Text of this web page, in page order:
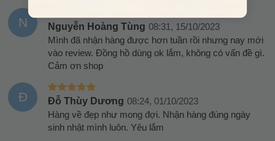
N Nguyễn Hoàng Tùng 08:31, 15/10/2023
Mình đã nhận hàng được hơn tuần rồi nhưng nay mới
vào review. Đồng hồ dùng ok lắm, không có vấn đề gì.
Cảm ơn shop
Đ Đỗ Thùy Dương 08:24, 01/10/2023
Hàng về đẹp như mong đợi. Nhận hàng đúng ngày
sinh nhật mình luôn. Yêu lắm